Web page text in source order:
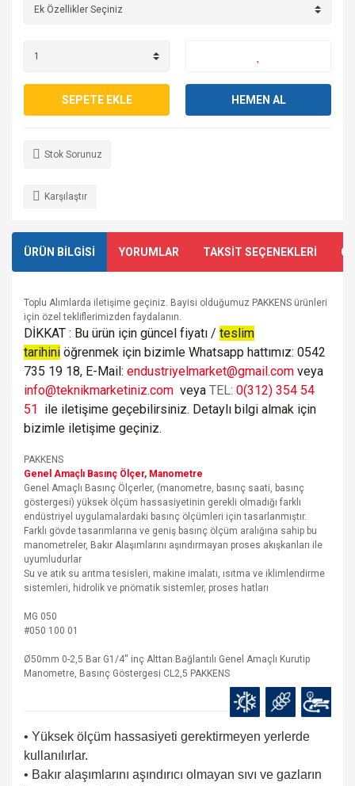
SEPETE EKLE HEMEN AL
Stok Sorunuz
Karşılaştır
ÜRÜN BİLGİSİ YORUMLAR TAKSİT SEÇENEKLERİ
Toplu Alımlarda iletişime geçiniz. Bayisi olduğumuz PAKKENS ürünleri
için özel tekliflerimizden faydalanın.
DİKKAT : Bu ürün için güncel fiyatı / teslim
tarihini öğrenmek için bizimle Whatsapp hattımız: 0542
735 19 18, E-Mail: endustriyelmarket@gmail.com veya
info@teknikmarketiniz.com veya TEL: 0(312) 354 54
51 ile iletişime geçebilirsiniz. Detaylı bilgi almak için
bizimle iletişime geçiniz.
PAKKENS
Genel Amaçlı Basınç Ölçer, Manometre
Genel Amaçlı Basınç Ölçerler, (manometre, basınç saati, basınç
göstergesi) yüksek ölçüm hassasiyetinin gerekli olmadığı farklı
endüstriyel uygulamalardaki basınç ölçümleri için tasarlanmıştır.
Farklı gövde tasarımlarına ve geniş basınç ölçüm aralığına sahip bu
manometreler, Bakır Alaşımlarını aşındırmayan proses akışkanları ile
uyumludurlar
Su ve atık su arıtma tesisleri, makine imalatı, ısıtma ve iklimlendirme
sistemleri, hidrolik ve pnömatik sistemler, proses hatları
MG 050
#050 100 01
Ø50mm 0-2,5 Bar G1/4'' inç Alttan Bağlantılı Genel Amaçlı Kurutip
Manometre, Basınç Göstergesi CL2,5 PAKKENS
• Yüksek ölçüm hassasiyeti gerektirmeyen yerlerde
kullanılırlar.
• Bakır alaşımlarını aşındırıcı olmayan sıvı ve gazların